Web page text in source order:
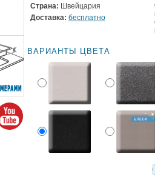
Страна: Швейцария
Доставка: бесплатно
ВАРИАНТЫ ЦВЕТА